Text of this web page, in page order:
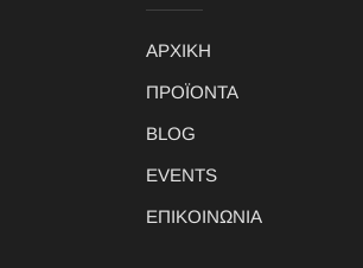
ΑΡΧΙΚΗ
ΠΡΟΪΟΝΤΑ
BLOG
EVENTS
ΕΠΙΚΟΙΝΩΝΙΑ